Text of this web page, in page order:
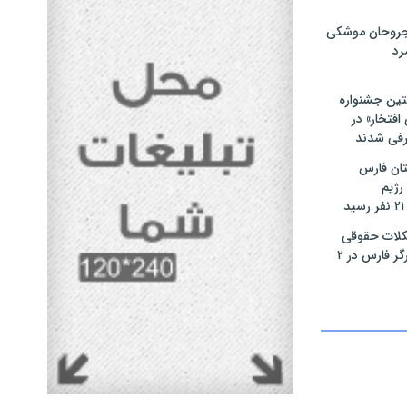
موشکی
جشنواره
در
شدند
فارس
حقوقی
بیش از ۴۰۰ ایثارگر فارس در ۲